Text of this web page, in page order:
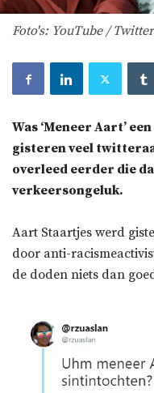
Foto's: YouTube / Twitter
Was ‘Meneer Aart’
gisteren veel
overleed eerder die
verkeersongeluk.
Aart Staartjes werd
door anti-
de doden niets dan